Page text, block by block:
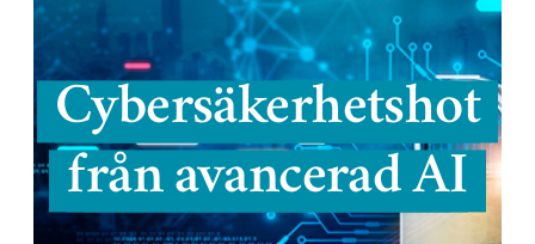
Cybersäkerhetshot
från avancerad AI